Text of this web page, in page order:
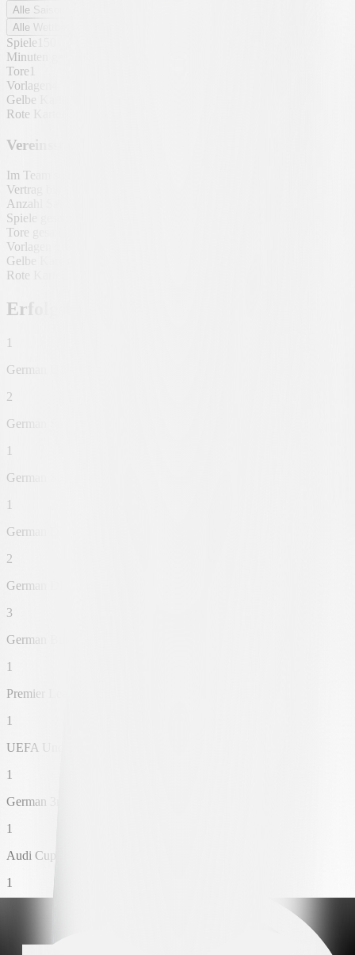
Alle Saisons
Alle Wettbewerbe
Spiele
Minuten gespielt
Tore 1
Vorlagen
Gelbe Karten
Rote Karten
Vereinsstatistiken
Im Team seit
Vertrag bis
Anzahl Saisons
Spiele gesamt
Tore gesamt
Vorlagen gesamt
Gelbe Karten gesamt
Rote Karten gesamt
Erfolgsliste
1
German U19 Bundesliga Runner-up
2
German Super Cup Winner
1
German Super Cup Runner-up
1
German DFB Pokal Runner-up
2
German DFB Pokal Winner
3
German Bundesliga Winner
1
Premier League International Cup Winner
1
UEFA Under 21 Championship Winner
1
German 3rd Liga Winner
1
Audi Cup Runner-up
1